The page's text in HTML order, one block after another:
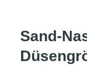
Sand-